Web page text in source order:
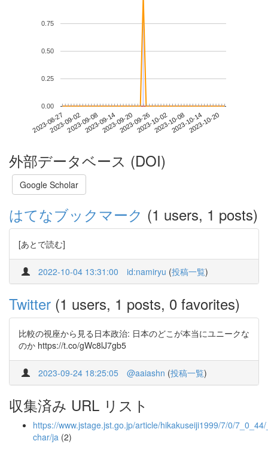
2023-08-272023-09-022023-09-082023-09-142023-09-202023-09-262023-10-022023-10-082023-10-142023-10-20
0.00
0.25
0.50
0.75
外部データベース (DOI)
Google Scholar
はてなブックマーク (1 users, 1 posts)
[あとで読む]
2022-10-04 13:31:00 id:namiryu (投稿一覧)
Twitter (1 users, 1 posts, 0 favorites)
比較の視座から見る日本政治: 日本のどこが本当にユニークな
のか https://t.co/gWc8lJ7gb5
2023-09-24 18:25:05 @aaiashn (投稿一覧)
収集済み URL リスト
https://www.jstage.jst.go.jp/article/hikakuseiji1999/7/0/
char/ja (2)